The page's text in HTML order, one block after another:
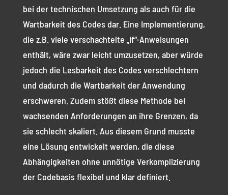
bei der technischen Umsetzung als auch für die
Wartbarkeit des Codes dar. Eine Implementierung,
die z.B. viele verschachtelte „if“-Anweisungen
enthält, wäre zwar leicht umzusetzen, aber würde
jedoch die Lesbarkeit des Codes verschlechtern
und dadurch die Wartbarkeit der Anwendung
erschweren. Zudem stößt diese Methode bei
wachsenden Anforderungen an ihre Grenzen, da
sie schlecht skaliert. Aus diesem Grund musste
eine Lösung entwickelt werden, die diese
Abhängigkeiten ohne unnötige Verkomplizierung
der Codebasis flexibel und klar definiert.